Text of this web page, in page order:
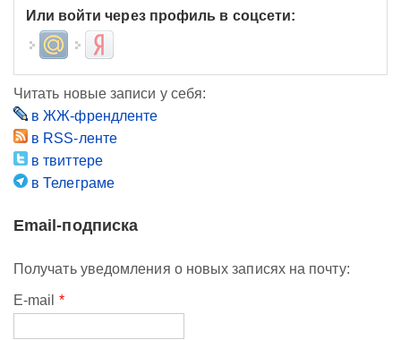
Или войти через профиль в соцсети:
Login with Mail.ruLogin with Яндекс
Читать новые записи у себя:
в ЖЖ-френдленте
в RSS-ленте
в твиттере
в Телеграме
Email-подписка
Получать уведомления о новых записях на почту:
E-mail *